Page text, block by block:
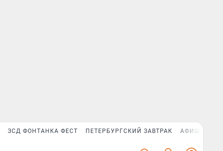
ЗСД ФОНТАНКА ФЕСТ ПЕТЕРБУРГСКИЙ ЗАВТРАК АФИША PLUS